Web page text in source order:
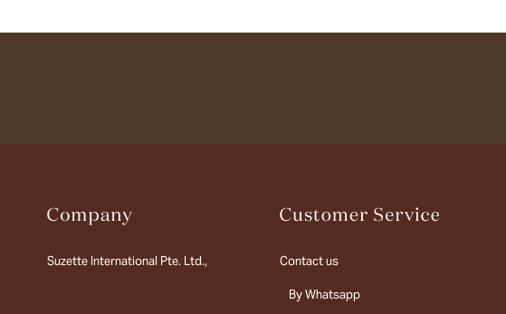
Suzette International Pte. Ltd., Contact us
By Whatsapp